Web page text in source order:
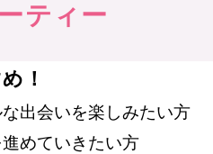
ティー
！
出会いを楽しみたい方
めていきたい方